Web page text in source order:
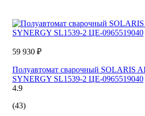
59 930 ₽
Полуавтомат сварочный SOLARIS
SYNERGY SL1539-2 ЦЕ-0965519040
4.9
(43)